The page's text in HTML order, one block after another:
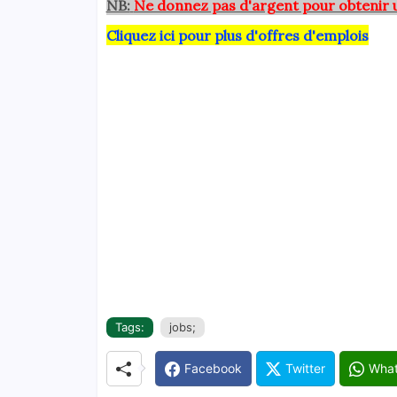
NB: Ne donnez pas d'argent pour obtenir
Cliquez ici pour plus d'offres d'emplois
Tags: jobs;
Facebook Twitter